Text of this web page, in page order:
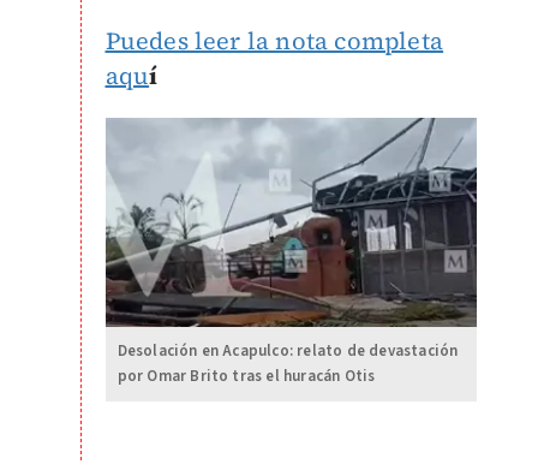
Puedes leer la nota completa
aquí
Desolación en Acapulco: relato de devastación
por Omar Brito tras el huracán Otis